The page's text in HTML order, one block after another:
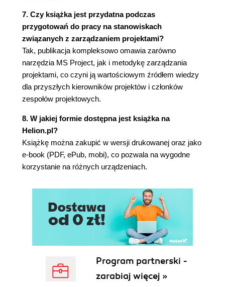
trwania podzielonego zadania (121)
Tworzenie zadań sumarycznych (122)
Likwidowanie zadań sumarycznych (126)
Zadania podrzędne będące jednocześnie
zadaniami sumarycznymi (126)
Wyznaczanie kolejności wykonywania zadań -
łączenie zadań (127)
Łączenie zadań w widoku Wykres Gantta
Inne sposoby łączenia zadań (132)
Rozłączanie zadań (136)
Typy relacji (136)
Zakończenie-rozpoczęcie (137)
Rozpoczęcie-rozpoczęcie (137)
Rozpoczęcie-zakończenie (138)
Definiowanie i zmienianie relacji (138)
Wyprzedzenie lub zwłoka (142)
Termin ostateczny (153)
Zakładka Uwagi (154)
Wstawianie hiperłączy (156)
Zadania cykliczne (158)
7. Czy książka jest przydatna podczas
przygotowań do pracy na stanowiskach
związanych z zarządzaniem projektami?
Tak, publikacja kompleksowo omawia zarówno
narzędzia MS Project, jak i metodykę zarządzania
projektami, co czyni ją wartościowym źródłem wiedzy
dla przyszłych kierowników projektów i członków
zespołów projektowych.
8. W jakiej formie dostępna jest książka na
Helion.pl?
Książkę można zakupić w wersji drukowanej oraz jako
e-book (PDF, ePub, mobi), co pozwala na wygodne
korzystanie na różnych urządzeniach.
Program partnerski -
zarabiaj więcej »